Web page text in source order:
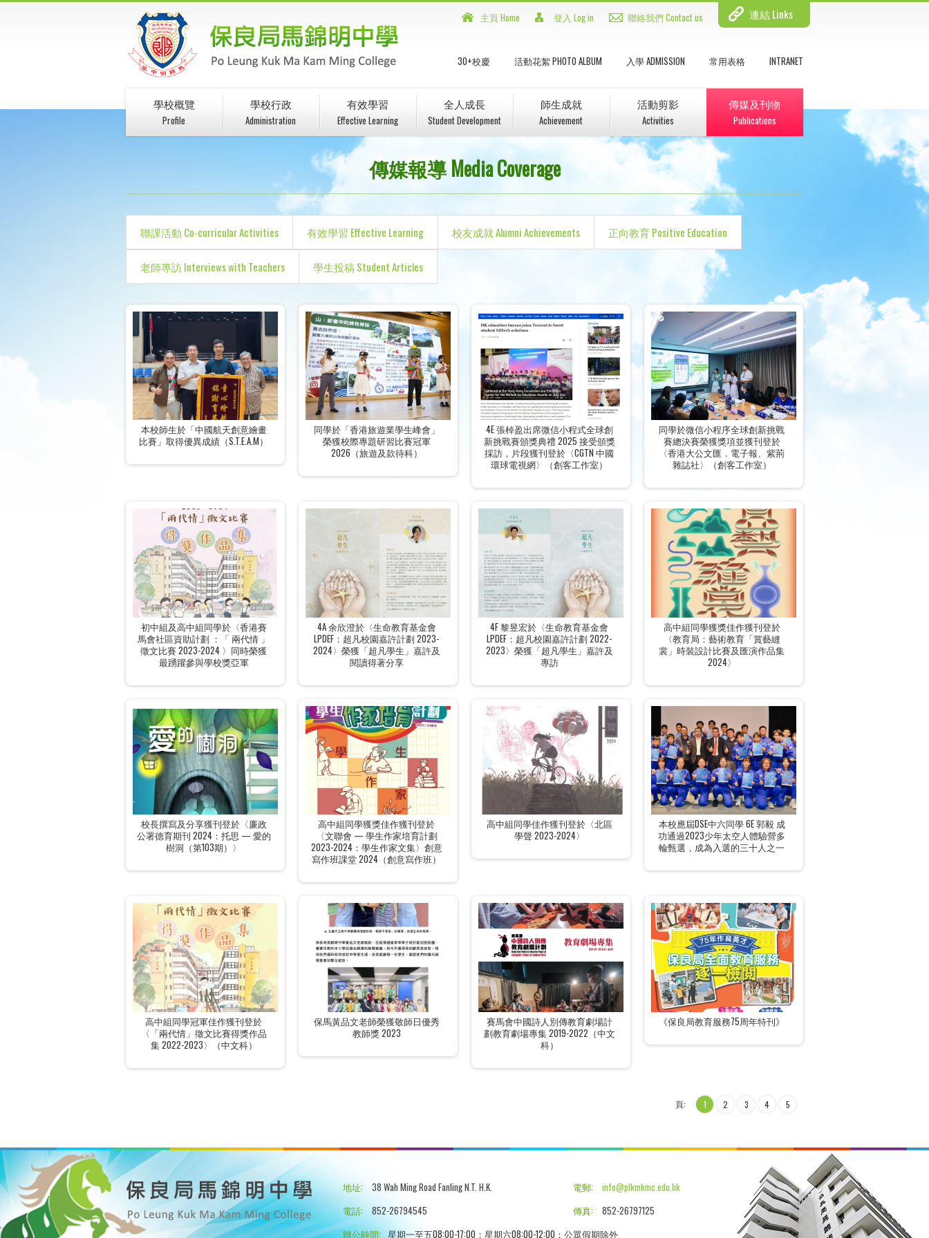
主頁 Home 登入 Log in 聯絡我們 Contact us 連結 Links
30+校慶 活動花絮 PHOTO ALBUM 入學 ADMISSION 常用表格 INTRANET
學校概覽
Profile
學校行政
Administration
有效學習
Effective Learning
全人成長
Student Development
師生成就
Achievement
活動剪影
Activities
傳媒及刊物
Publications
傳媒報導 Media Coverage
聯課活動 Co-curricular Activities 有效學習 Effective Learning 校友成就 Alumni Achievements 正向教育 Positive Education
老師專訪 Interviews with Teachers 學生投稿 Student Articles
本校師生於「中國航天創意繪畫
比賽」取得優異成績（S.T.E.A.M）
同學於「香港旅遊業學生峰會」
榮獲校際專題研習比賽冠軍
2026（旅遊及款待科）
4E 張棹盈出席微信小程式全球創
新挑戰賽頒獎典禮 2025 接受頒獎
採訪，片段獲刊登於〈CGTN 中國
環球電視網〉（創客工作室）
同學於微信⼩程序全球創新挑戰
賽總決賽榮獲獎項並獲刊登於
〈香港大公文匯．電子報、紫荊
雜誌社〉（創客工作室）
初中組及高中組同學於〈香港賽
馬會社區資助計劃 ：「 兩代情 」
徵文比賽 2023-2024 〉同時榮獲
最踴躍參與學校獎亞軍
4A 余欣澄於〈生命教育基金會
LPDEF：超凡校園嘉許計劃 2023-
2024〉榮獲「超凡學生」嘉許及
閱讀得著分享
4F 黎昱宏於〈生命教育基金會
LPDEF：超凡校園嘉許計劃 2022-
2023〉榮獲「超凡學生」嘉許及
專訪
高中組同學獲獎佳作獲刊登於
〈教育局：藝術教育「賞藝縫
裳」時裝設計比賽及匯演作品集
2024〉
校長撰寫及分享獲刊登於〈廉政
公署德育期刊 2024：托思 — 愛的
樹洞（第103期）〉
高中組同學獲獎佳作獲刊登於
〈文聯會 — 學生作家培育計劃
2023-2024：學生作家文集〉創意
寫作班課堂 2024（創意寫作班）
高中組同學佳作獲刊登於〈北區
學聲 2023-2024〉
本校應屆DSE中六同學 6E 郭毅 成
功通過2023少年太空人體驗營多
輪甄選，成為入選的三十人之一
高中組同學冠軍佳作獲刊登於
〈「兩代情」徵文比賽得獎作品
集 2022-2023〉（中文科）
保馬黃品文老師榮獲敬師日優秀
教師獎 2023
賽馬會中國詩人別傳教育劇場計
劃教育劇場專集 2019-2022（中文
科）
《保良局教育服務75周年特刊》
頁: 1 2 3 4 5
地址: 38 Wah Ming Road Fanling N.T. H.K. 電郵:
info@plkmkmc.edu.hk
電話:
852-26794545 傳真:
852-26797125
辦公時間: 星期一至五08:00-17:00；星期六08:00-12:00；公眾假期除外